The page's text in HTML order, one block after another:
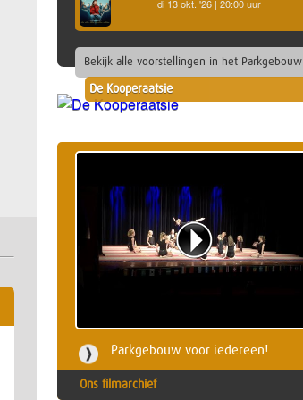
di 13 okt. '26 | 20:00 uur
Bekijk alle voorstellingen in het Parkgebouw
De Kooperaatsie
Parkgebouw voor iedereen!
Ons filmarchief